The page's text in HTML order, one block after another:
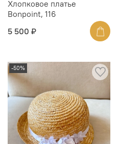
Хлопковое платье
Bonpoint, 116
5 500 ₽
-50%